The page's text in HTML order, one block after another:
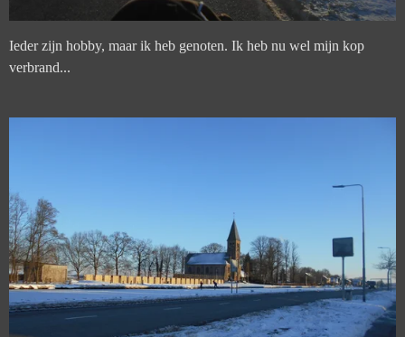
Ieder zijn hobby, maar ik heb genoten. Ik heb nu wel mijn kop
verbrand...